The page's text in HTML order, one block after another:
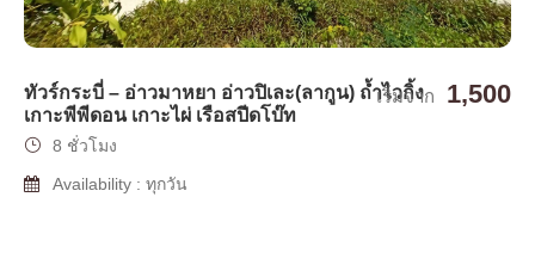
ทัวร์กระบี่ – อ่าวมาหยา อ่าวปิเละ(ลากูน) ถ้ำไวกิ้ง
เกาะพีพีดอน เกาะไผ่ เรือสปีดโบ๊ท
เริ่มจาก 1,500
8 ชั่วโมง
Availability : ทุกวัน